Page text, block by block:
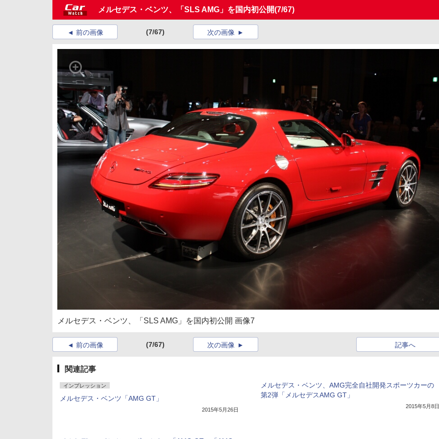
メルセデス・ベンツ、「SLS AMG」を国内初公開(7/67)
前の画像 (7/67) 次の画像
メルセデス・ベンツ、「SLS AMG」を国内初公開 画像7
前の画像 (7/67) 記事へ
次の画像
関連記事
インプレッション
メルセデス・ベンツ「AMG GT」
2015年5月26日
メルセデス・ベンツ、AMG完全自社開発スポーツカーの
第2弾「メルセデスAMG GT」
2015年5月8日